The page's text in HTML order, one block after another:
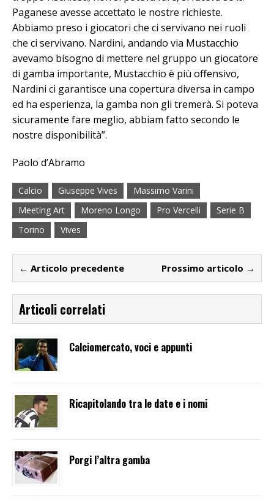
Paganese avesse accettato le nostre richieste.
Abbiamo preso i giocatori che ci servivano nei ruoli
che ci servivano. Nardini, andando via Mustacchio
avevamo bisogno di mettere nel gruppo un giocatore
di gamba importante, Mustacchio è più offensivo,
Nardini ci garantisce una copertura diversa in campo
ed ha esperienza, la gamba non gli tremerà. Si poteva
sicuramente fare meglio, abbiam fatto secondo le
nostre disponibilità”.
Paolo d’Abramo
Calcio Giuseppe Vives
Massimo Varini
Meeting Art
Moreno Longo Pro Vercelli
Serie B
Torino
Vives
← Articolo precedente Prossimo articolo →
Articoli correlati
Calciomercato, voci e appunti
Ricapitolando tra le date e i nomi
Porgi l’altra gamba